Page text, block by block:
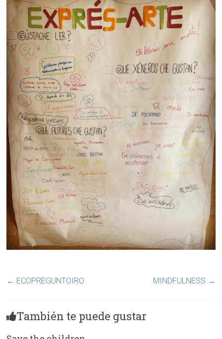
← ECOPREGUNTOIRO MINDFULNESS →
También te puede gustar